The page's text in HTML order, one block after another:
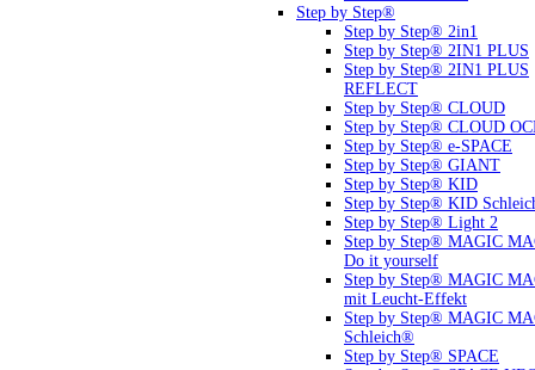
Step by Step®
Step by Step® 2in1
Step by Step® 2IN1 PLUS
Step by Step® 2IN1 PLUS
REFLECT
Step by Step® CLOUD
Step by Step® CLOUD
Step by Step® e-SPACE
Step by Step® GIANT
Step by Step® KID
Step by Step® KID
Step by Step® Light 2
Step by Step® MAGIC
Do it yourself
Step by Step® MAGIC
mit Leucht-Effekt
Step by Step® MAGIC
Schleich®
Step by Step® SPACE